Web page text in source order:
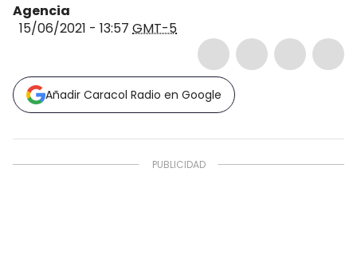
Agencia
15/06/2021 - 13:57 GMT-5
Añadir Caracol Radio en Google